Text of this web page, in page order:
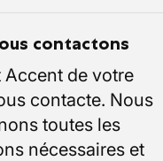
contactons
Accent de votre
contacte. Nous
toutes les
nécessaires et